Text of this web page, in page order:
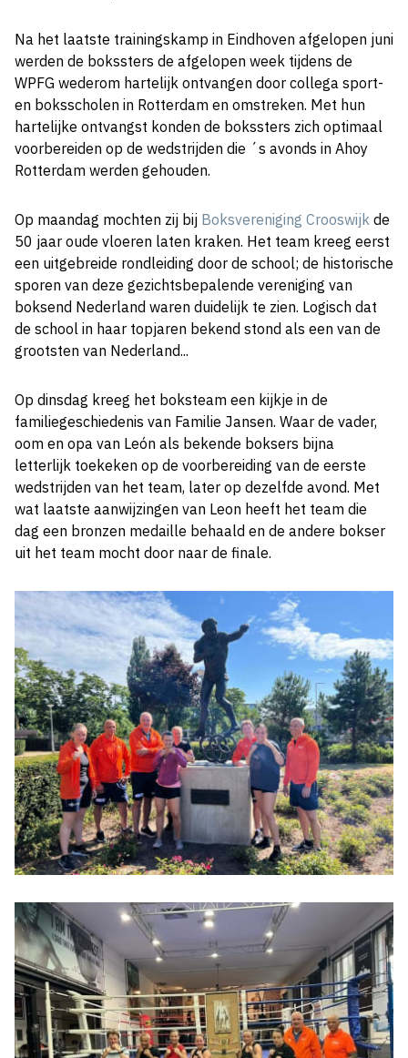
Na het laatste trainingskamp in Eindhoven afgelopen juni
werden de bokssters de afgelopen week tijdens de
WPFG wederom hartelijk ontvangen door collega sport-
en boksscholen in Rotterdam en omstreken. Met hun
hartelijke ontvangst konden de bokssters zich optimaal
voorbereiden op de wedstrijden die ´s avonds in Ahoy
Rotterdam werden gehouden.
Op maandag mochten zij bij Boksvereniging Crooswijk de
50 jaar oude vloeren laten kraken. Het team kreeg eerst
een uitgebreide rondleiding door de school; de historische
sporen van deze gezichtsbepalende vereniging van
boksend Nederland waren duidelijk te zien. Logisch dat
de school in haar topjaren bekend stond als een van de
grootsten van Nederland...
Op dinsdag kreeg het boksteam een kijkje in de
familiegeschiedenis van Familie Jansen. Waar de vader,
oom en opa van León als bekende boksers bijna
letterlijk toekeken op de voorbereiding van de eerste
wedstrijden van het team, later op dezelfde avond. Met
wat laatste aanwijzingen van Leon heeft het team die
dag een bronzen medaille behaald en de andere bokser
uit het team mocht door naar de finale.